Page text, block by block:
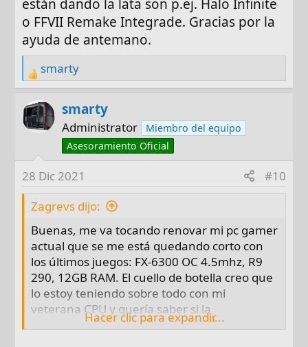
están dando la lata son p.ej. Halo Infinite
o FFVII Remake Integrade. Gracias por la
ayuda de antemano.
R
e
a
c
o
n
s
smarty
smarty
Administrator
Miembro del equipo
Asesoramiento Oficial
28 Dic 2021
#10
Zagrevs dijo:
Buenas, me va tocando renovar mi pc gamer
actual que se me está quedando corto con
los últimos juegos: FX-6300 OC 4.5mhz, R9
290, 12GB RAM. El cuello de botella creo que
lo estoy teniendo sobre todo con mi
veterana CPU y quería saber si la
configuración delCore I3-10100Fque
Hacer clic para expandir...